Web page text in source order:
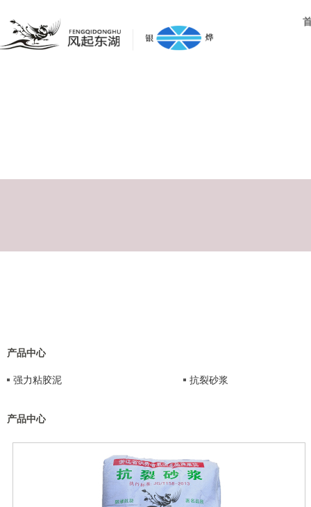
产品中心
强力粘胶泥 抗裂砂浆
产品中心